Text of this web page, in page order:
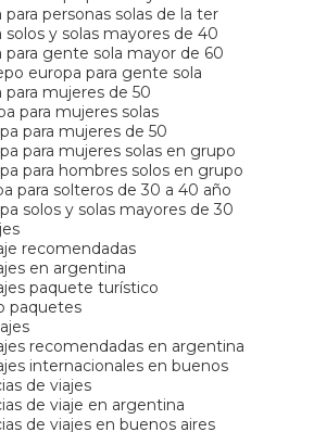
para personas solas de la ter
solos y solas mayores de 40
para gente sola mayor de 60
europa para gente sola
para mujeres de 50
para mujeres solas
para mujeres de 50
para mujeres solas en grupo
para hombres solos en grupo
para solteros de 30 a 40 año
solos y solas mayores de 30
recomendadas
en argentina
paquete turístico
paquetes
recomendadas en argentina
internacionales en buenos
de viajes
de viaje en argentina
de viajes en buenos aires